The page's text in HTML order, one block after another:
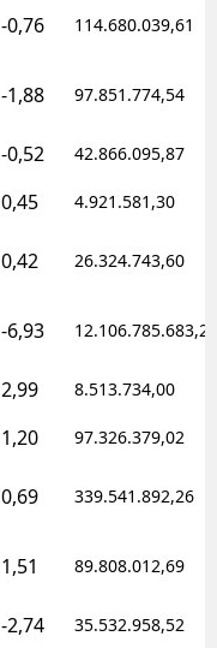
-0,76 114.680.039,61
-1,88 97.851.774,54
-0,52 42.866.095,87
0,45 4.921.581,30
0,42 26.324.743,60
-6,93 12.106.785.683,20
2,99 8.513.734,00
1,20 97.326.379,02
0,69 339.541.892,26
1,51 89.808.012,69
-2,74 35.532.958,52